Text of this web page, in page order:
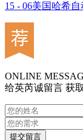
15 - 06美国哈希
ONLINE
给英芮诚留言 获